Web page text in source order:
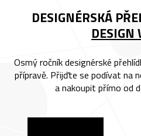
DESIGNÉRSKÁ
DESIGN
Osmý ročník designérské
přípravě. Přijďte se podívat na
a nakoupit přímo od